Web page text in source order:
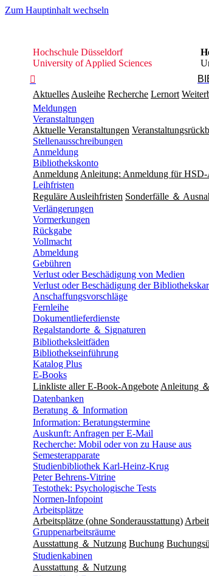
Zum Hauptinhalt wechseln
Hochschule
Düsseldorf
Hochschule Düsseldorf
University of Applied Sciences

Aktuelles Ausleihe Recherche Lernort
Meldungen
Veranstaltungen
Aktuelle Veranstaltungen
Stellenausschreibungen
Anmeldung
Bibliothekskonto
Anmeldung Anleitung: Anmeldung für
Leihfristen
Reguläre Ausleihfristen Sonderfälle ＆
Verlängerungen
Vormerkungen
Rückgabe
Vollmacht
Abmeldung
Gebühren
Verlust oder Beschädigung von Medien
Verlust oder Beschädigung der
Anschaffungsvorschläge
Fernleihe
Dokumentlieferdienste
Regalstandorte ＆ Signaturen
Bibliotheksleitfäden
Bibliothekseinführung
Katalog Plus
E-Books
Linkliste aller E-Book-Angebote Anleitung
Datenbanken
Beratung ＆ Information
Information: Beratungstermine
Auskunft: Anfragen per E-Mail
Recherche: Mobil oder von zu Hause aus
Semesterapparate
Studienbibliothek Karl-Heinz-Krug
Peter Behrens-Vitrine
Testothek: Psychologische Tests
Normen-Infopoint
Arbeitsplätze
Arbeitsplätze (ohne Sonderausstattung)
Gruppenarbeitsräume
Ausstattung ＆ Nutzung Buchung
Studienkabinen
Ausstattung ＆ Nutzung